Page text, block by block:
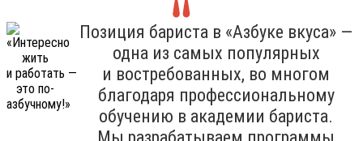
Позиция бариста в «Азбуке вкуса» —
одна из самых популярных
и востребованных, во многом
благодаря профессиональному
обучению в академии бариста.